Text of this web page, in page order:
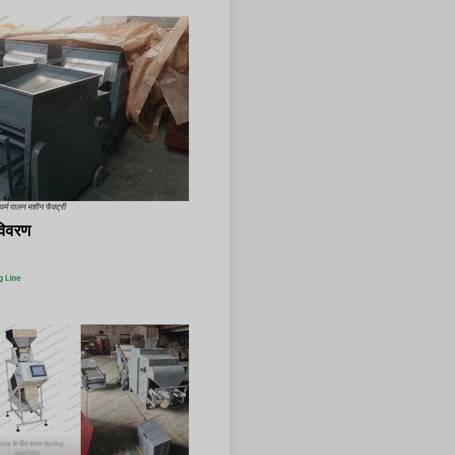
पालन मशीन फैक्ट्री
Line
के लिए कलर Sorting
Machine